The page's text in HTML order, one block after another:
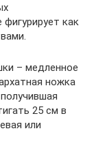
как
– медленное
ножка
25 см в
или